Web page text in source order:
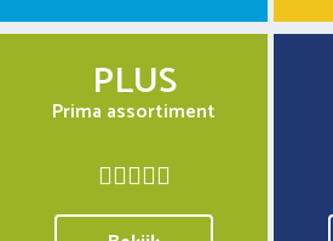
PLUS
Prima assortiment